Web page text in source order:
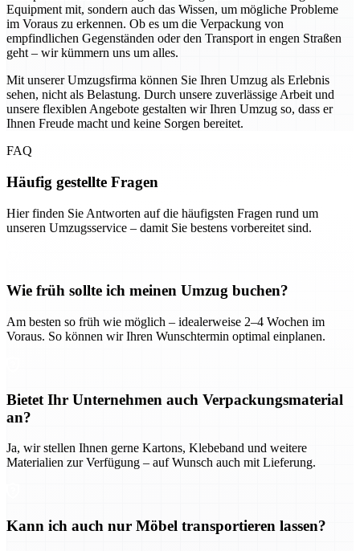
Equipment mit, sondern auch das Wissen, um mögliche Probleme
im Voraus zu erkennen. Ob es um die Verpackung von
empfindlichen Gegenständen oder den Transport in engen Straßen
geht – wir kümmern uns um alles.
Mit unserer Umzugsfirma können Sie Ihren Umzug als Erlebnis
sehen, nicht als Belastung. Durch unsere zuverlässige Arbeit und
unsere flexiblen Angebote gestalten wir Ihren Umzug so, dass er
Ihnen Freude macht und keine Sorgen bereitet.
FAQ
Häufig gestellte Fragen
Hier finden Sie Antworten auf die häufigsten Fragen rund um
unseren Umzugsservice – damit Sie bestens vorbereitet sind.
Wie früh sollte ich meinen Umzug buchen?
Am besten so früh wie möglich – idealerweise 2–4 Wochen im
Voraus. So können wir Ihren Wunschtermin optimal einplanen.
Bietet Ihr Unternehmen auch Verpackungsmaterial
an?
Ja, wir stellen Ihnen gerne Kartons, Klebeband und weitere
Materialien zur Verfügung – auf Wunsch auch mit Lieferung.
Kann ich auch nur Möbel transportieren lassen?